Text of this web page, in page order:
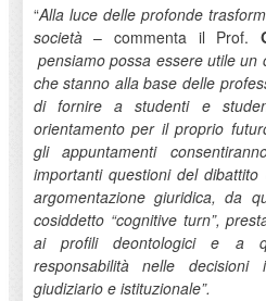
“Alla luce delle profonde
società– commenta il Prof.
pensiamo possa essere utile un
che stanno alla base delle
di fornire a studenti e
orientamento per il proprio
gli appuntamenti
importanti questioni del
argomentazione giuridica, da
cosiddetto “cognitive turn”,
ai profili deontologici e a
responsabilità nelle decisioni
giudiziario e istituzionale”.